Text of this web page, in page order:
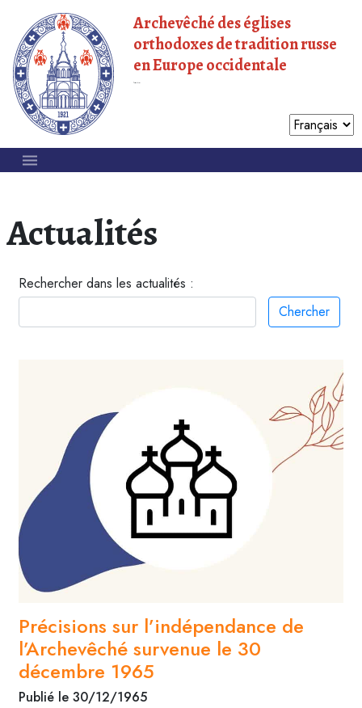
Archevêché des églises
orthodoxes de tradition russe
en Europe occidentale
Actualités
Rechercher dans les actualités :
Chercher
Précisions sur l’indépendance de
l’Archevêché survenue le 30
décembre 1965
Publié le 30/12/1965